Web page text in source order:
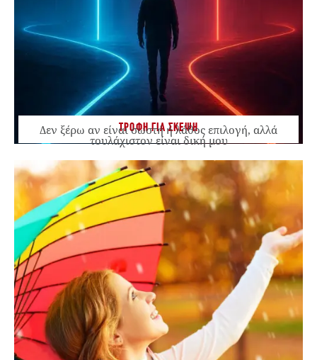
ΤΡΟΦΗ ΓΙΑ ΣΚΕΨΗ
Δεν ξέρω αν είναι σωστή ή λάθος επιλογή, αλλά
τουλάχιστον είναι δική μου